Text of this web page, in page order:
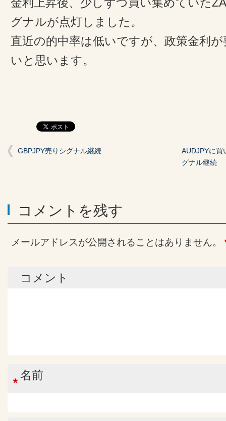
グナルが点灯しました。
直近の的中率は低いですが、政策金利
いと思います。
GBPJPY売りシグナル継続
AUDJPYに
グナル継続
コメントを残す
メールアドレスが公開されることはありません。
コメント
名前
*